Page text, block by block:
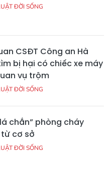
ĐỜI SỐNG
CSĐT Công an Hà
bị hại có chiếc xe máy
vụ trộm
ĐỜI SỐNG
chắn” phòng cháy
cơ sở
ĐỜI SỐNG